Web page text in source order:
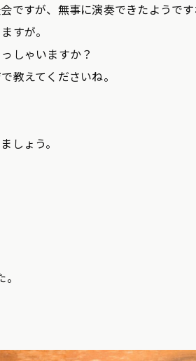
ですが、無事に演奏できたようです
すが。
しゃいますか？
教えてくださいね。
しょう。